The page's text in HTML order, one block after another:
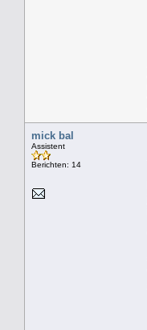
mick bal
Assistent
Berichten: 14